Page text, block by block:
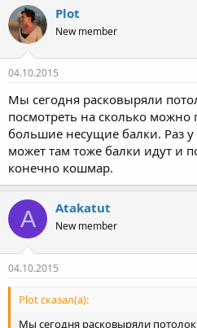
Plot
New member
04.10.2015
Мы сегодня расковыряли
посмотреть на сколько можно
большие несущие балки. Раз у
может там тоже балки идут и
конечно кошмар.
A Atakatut
New member
04.10.2015
Plot сказал(а):
Мы сегодня расковыряли